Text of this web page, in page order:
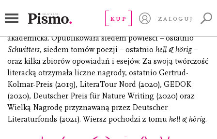
KUP ZALOGUJ
(ur. 1962) poetka, prozaiczka, eseistka i wykładowczyni
akademicka. Opublikowała siedem powieści – ostatnio
Schwitters, siedem tomów poezji – ostatnio hell & hörig –
oraz kilka zbiorów opowiadań i esejów. Za swoją twórczość
literacką otrzymała liczne nagrody, ostatnio Gertrud-
Kolmar-Preis (2019), LiteraTour Nord (2020), GEDOK
(2020), Deutscher Preis für Nature Writing (2020) oraz
Wielką Nagrodę przyznawaną przez Deutscher
Literaturfonds (2021). Wiersz pochodzi z tomu hell & hörig.